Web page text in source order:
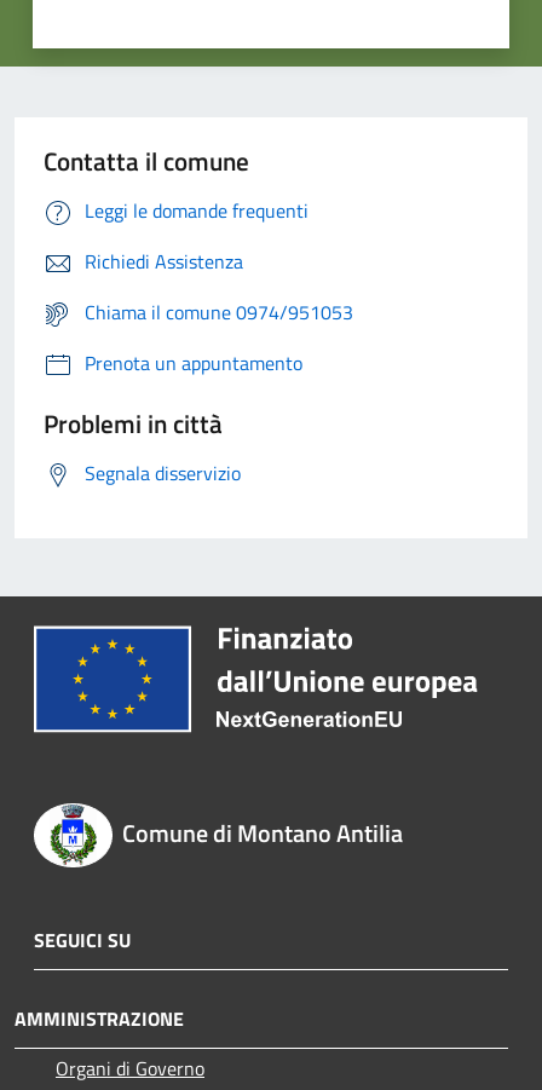
Contatta il comune
Leggi le domande frequenti
Richiedi Assistenza
Chiama il comune 0974/951053
Prenota un appuntamento
Problemi in città
Segnala disservizio
Comune di Montano Antilia
SEGUICI SU
AMMINISTRAZIONE
Organi di Governo